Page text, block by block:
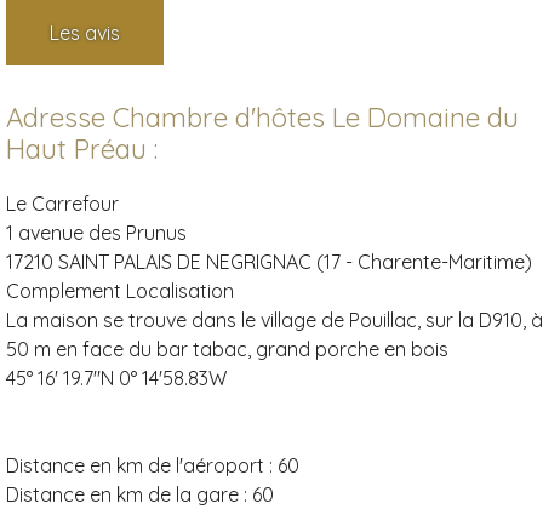
Les avis
Adresse Chambre d'hôtes Le Domaine du
Haut Préau :
Le Carrefour
1 avenue des Prunus
17210 SAINT PALAIS DE NEGRIGNAC (17 - Charente-Maritime)
Complement Localisation
La maison se trouve dans le village de Pouillac, sur la D910, à
50 m en face du bar tabac, grand porche en bois
45° 16' 19.7"N 0° 14'58.83W
Distance en km de l'aéroport : 60
Distance en km de la gare : 60